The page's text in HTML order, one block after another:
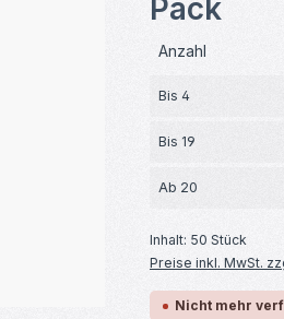
Pack
Anzahl
Bis 4
Bis 19
Ab 20
Inhalt: 50 Stück
Preise inkl. MwSt.
Nicht mehr